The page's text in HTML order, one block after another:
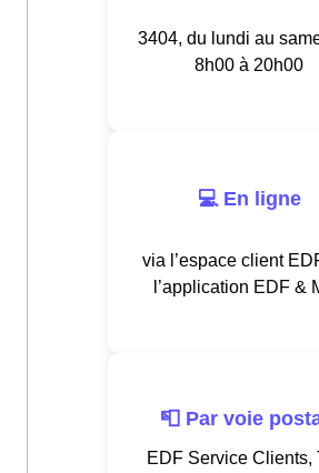
3404, du lundi au
8h00 à 20h00
💻 En ligne
via l’espace client
l’application EDF &
📮 Par voie
EDF Service Clients,